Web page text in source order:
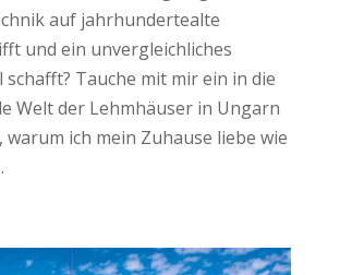
auf jahrhundertealte
und ein unvergleichliches
Tauche mit mir ein in die
Welt der Lehmhäuser in Ungarn
ich mein Zuhause liebe wie